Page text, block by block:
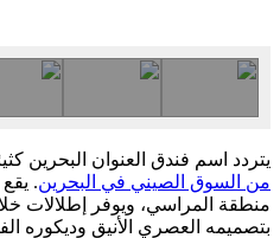
يتردد اسم فندق العنوان البحرين
من السوق الصيني في البحرين.
منطقة المراسي، ويوفر إطلالات
بتصميمه العصري الأنيق وديكوره